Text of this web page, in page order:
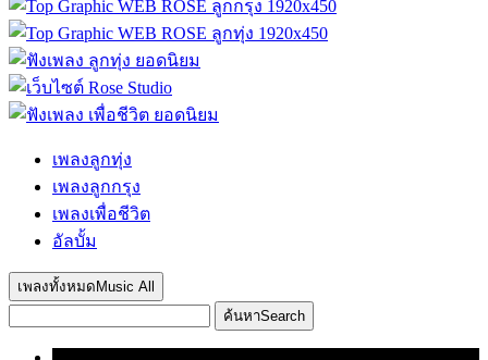
เพลงลูกทุ่ง
เพลงลูกกรุง
เพลงเพื่อชีวิต
อัลบั้ม
เพลงทั้งหมด Music All
ค้นหาSearch